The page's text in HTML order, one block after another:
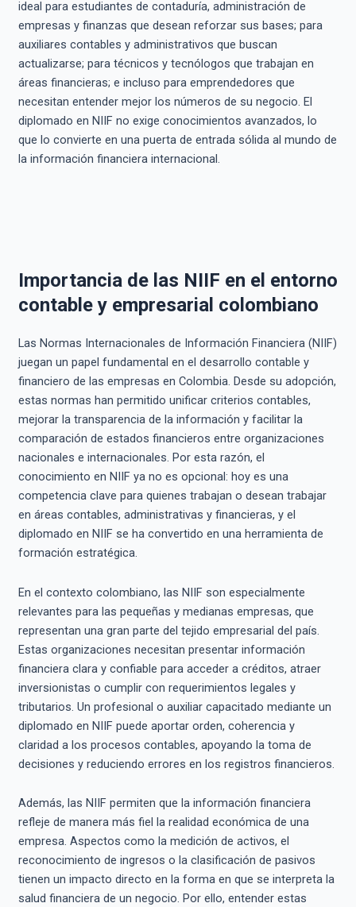
ideal para estudiantes de contaduría, administración de
empresas y finanzas que desean reforzar sus bases; para
auxiliares contables y administrativos que buscan
actualizarse; para técnicos y tecnólogos que trabajan en
áreas financieras; e incluso para emprendedores que
necesitan entender mejor los números de su negocio. El
diplomado en NIIF no exige conocimientos avanzados, lo
que lo convierte en una puerta de entrada sólida al mundo de
la información financiera internacional.
Importancia de las NIIF en el entorno
contable y empresarial colombiano
Las Normas Internacionales de Información Financiera (NIIF)
juegan un papel fundamental en el desarrollo contable y
financiero de las empresas en Colombia. Desde su adopción,
estas normas han permitido unificar criterios contables,
mejorar la transparencia de la información y facilitar la
comparación de estados financieros entre organizaciones
nacionales e internacionales. Por esta razón, el
conocimiento en NIIF ya no es opcional: hoy es una
competencia clave para quienes trabajan o desean trabajar
en áreas contables, administrativas y financieras, y el
diplomado en NIIF se ha convertido en una herramienta de
formación estratégica.
En el contexto colombiano, las NIIF son especialmente
relevantes para las pequeñas y medianas empresas, que
representan una gran parte del tejido empresarial del país.
Estas organizaciones necesitan presentar información
financiera clara y confiable para acceder a créditos, atraer
inversionistas o cumplir con requerimientos legales y
tributarios. Un profesional o auxiliar capacitado mediante un
diplomado en NIIF puede aportar orden, coherencia y
claridad a los procesos contables, apoyando la toma de
decisiones y reduciendo errores en los registros financieros.
Además, las NIIF permiten que la información financiera
refleje de manera más fiel la realidad económica de una
empresa. Aspectos como la medición de activos, el
reconocimiento de ingresos o la clasificación de pasivos
tienen un impacto directo en la forma en que se interpreta la
salud financiera de un negocio. Por ello, entender estas